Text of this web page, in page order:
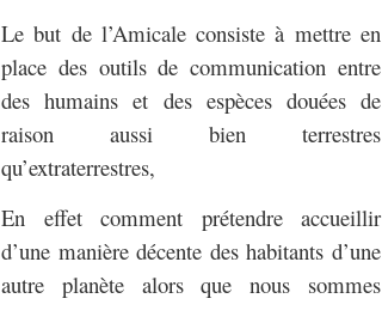
Le but de l’Amicale consiste à mettre en
place des outils de communication entre
des humains et des espèces douées de
raison aussi bien terrestres
qu’extraterrestres,
En effet comment prétendre accueillir
d’une manière décente des habitants d’une
autre planète alors que nous sommes